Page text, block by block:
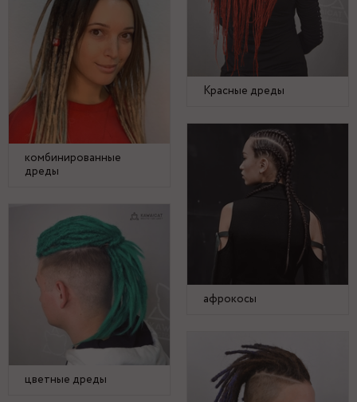
Красные дреды
комбинированные
дреды
афрокосы
цветные дреды